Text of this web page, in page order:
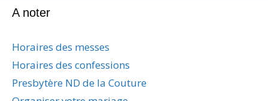
A noter
Horaires des messes
Horaires des confessions
Presbytère ND de la Couture